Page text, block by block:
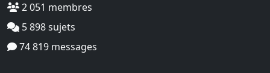
2 051 membres
5 898 sujets
74 819 messages